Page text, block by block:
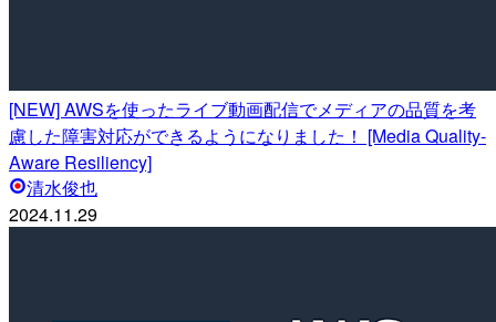
[NEW] AWSを使ったライブ動画配信でメディアの品質を考
慮した障害対応ができるようになりました！ [Media Quality-
Aware Resiliency]
清水俊也
2024.11.29